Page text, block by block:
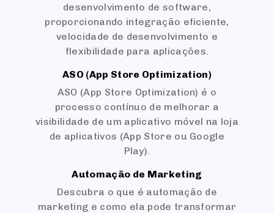
desenvolvimento de software,
proporcionando integração eficiente,
velocidade de desenvolvimento e
flexibilidade para aplicações.
ASO (App Store Optimization)
ASO (App Store Optimization) é o
processo contínuo de melhorar a
visibilidade de um aplicativo móvel na loja
de aplicativos (App Store ou Google
Play).
Automação de Marketing
Descubra o que é automação de
marketing e como ela pode transformar